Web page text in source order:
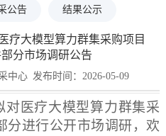
公告 结果公示
疗大模型算力群集采购项目
部分市场调研公告
中心 发布时间：2026-05-09
对医疗大模型算力群集采
分进行公开市场调研，欢